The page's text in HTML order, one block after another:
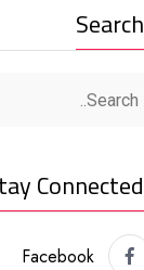
Search
Connected
Facebook